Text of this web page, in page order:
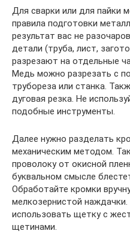
Для сварки или для пайки
правила подготовки
результат вас не
детали (труба, лист,
разрезают на отдельные
Медь можно разрезать с
трубореза или станка.
дуговая резка. Не
подобные инструменты.
Далее нужно разделать
механическим методом.
проволоку от окисной
буквальном смысле
Обработайте кромки
мелкозернистой
использовать щетку с
щетинами.